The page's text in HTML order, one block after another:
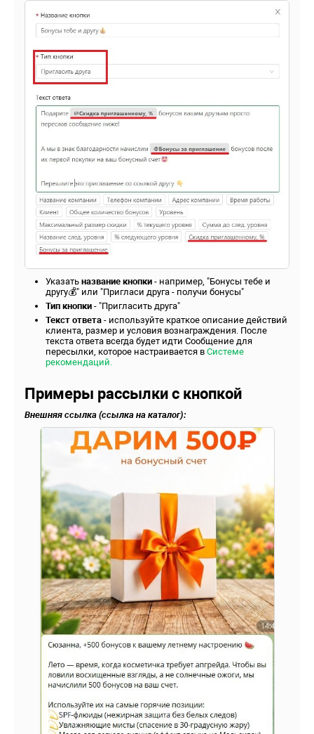
Указать название кнопки - например, "Бонусы тебе и
другу💰" или "Пригласи друга - получи бонусы"
Тип кнопки - "Пригласить друга"
Текст ответа - используйте краткое описание действий
клиента, размер и условия вознаграждения. После
текста ответа всегда будет идти Сообщение для
пересылки, которое настраивается в Системе
рекомендаций.
Примеры рассылки с кнопкой
Внешняя ссылка (ссылка на каталог):